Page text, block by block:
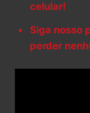
celular!
Siga nosso
perder